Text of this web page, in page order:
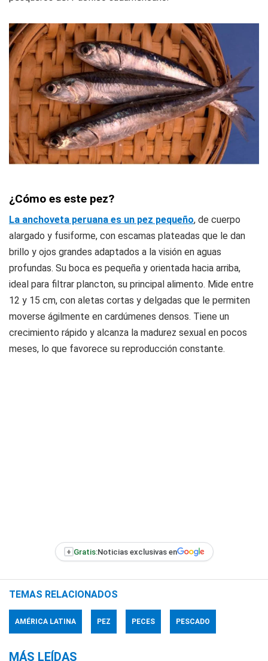
¿Cómo es este pez?
La anchoveta peruana es un pez pequeño, de cuerpo
alargado y fusiforme, con escamas plateadas que le dan
brillo y ojos grandes adaptados a la visión en aguas
profundas. Su boca es pequeña y orientada hacia arriba,
ideal para filtrar plancton, su principal alimento. Mide entre
12 y 15 cm, con aletas cortas y delgadas que le permiten
moverse ágilmente en cardúmenes densos. Tiene un
crecimiento rápido y alcanza la madurez sexual en pocos
meses, lo que favorece su reproducción constante.
+ Gratis:Noticias exclusivas en
TEMAS RELACIONADOS
AMÉRICA LATINA PEZ PECES PESCADO
MÁS LEÍDAS